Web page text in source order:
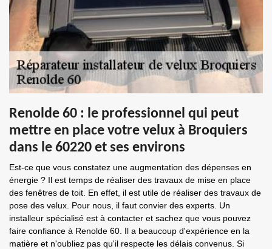
Renolde 60 : le professionnel qui peut
mettre en place votre velux à Broquiers
dans le 60220 et ses environs
Est-ce que vous constatez une augmentation des dépenses en
énergie ? Il est temps de réaliser des travaux de mise en place
des fenêtres de toit. En effet, il est utile de réaliser des travaux de
pose des velux. Pour nous, il faut convier des experts. Un
installeur spécialisé est à contacter et sachez que vous pouvez
faire confiance à Renolde 60. Il a beaucoup d'expérience en la
matière et n'oubliez pas qu'il respecte les délais convenus. Si